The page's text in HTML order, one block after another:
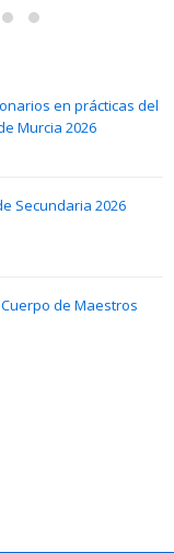
en prácticas del
Murcia 2026
Secundaria 2026
Cuerpo de Maestros